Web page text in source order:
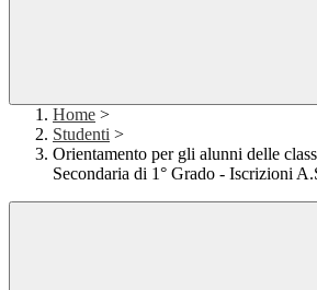
Home >
Studenti >
Orientamento per gli alunni delle
Secondaria di 1° Grado - Iscrizioni